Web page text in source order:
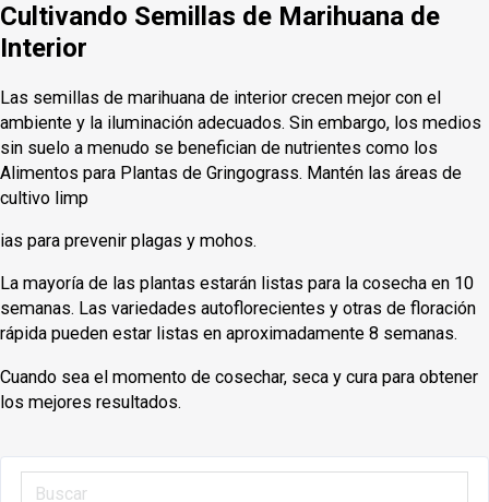
Buscar ...
Cultivando Semillas de Marihuana de
Interior
Las semillas de marihuana de interior crecen mejor con el
ambiente y la iluminación adecuados. Sin embargo, los medios
sin suelo a menudo se benefician de nutrientes como los
Alimentos para Plantas de Gringograss. Mantén las áreas de
cultivo limp
ias para prevenir plagas y mohos.
La mayoría de las plantas estarán listas para la cosecha en 10
semanas. Las variedades autoflorecientes y otras de floración
rápida pueden estar listas en aproximadamente 8 semanas.
Cuando sea el momento de cosechar, seca y cura para obtener
los mejores resultados.